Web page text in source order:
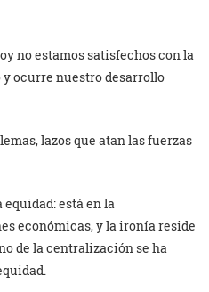
no estamos satisfechos con la
ocurre nuestro desarrollo
lazos que atan las fuerzas
equidad: está en la
económicas, y la ironía reside
de la centralización se ha